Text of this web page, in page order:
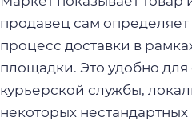
продавец сам
процесс доставки в
площадки. Это удобно для
курьерской службы,
некоторых